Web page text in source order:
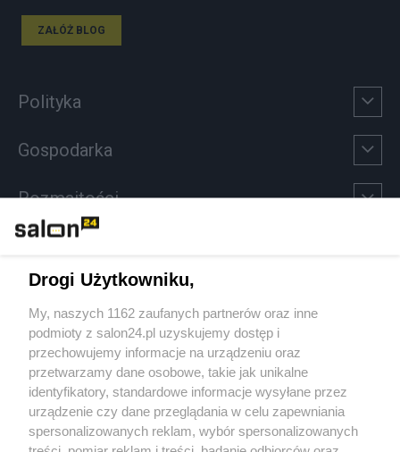
ZAŁÓŻ BLOG
Polityka
Gospodarka
Rozmaitości
Sport
Społeczeństwo
Kultura
Drogi Użytkowniku,
My, naszych 1162 zaufanych partnerów oraz inne
podmioty z salon24.pl uzyskujemy dostęp i
przechowujemy informacje na urządzeniu oraz
przetwarzamy dane osobowe, takie jak unikalne
identyfikatory, standardowe informacje wysyłane przez
urządzenie czy dane przeglądania w celu zapewniania
spersonalizowanych reklam, wybór spersonalizowanych